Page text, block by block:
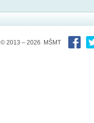
© 2013 – 2026 MŠMT